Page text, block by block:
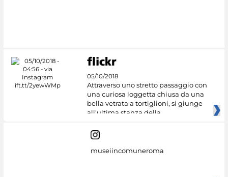
05/10/2018
Attraverso uno stretto passaggio con
una curiosa loggetta chiusa da una
bella vetrata a tortiglioni, si giunge
all'ultima stanza della
museiincomuneroma